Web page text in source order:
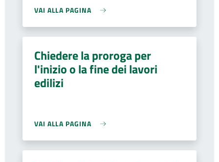
VAI ALLA PAGINA
Chiedere la proroga per
l'inizio o la fine dei lavori
edilizi
VAI ALLA PAGINA